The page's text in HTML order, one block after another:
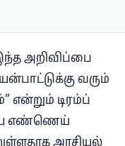
அறிவிப்பை
வரும்
என்றும் டிரம்ப்
எண்ணெய்
அரசியல்